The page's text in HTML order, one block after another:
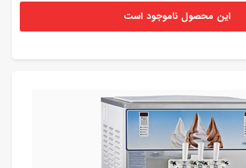
این محصول ناموجود است